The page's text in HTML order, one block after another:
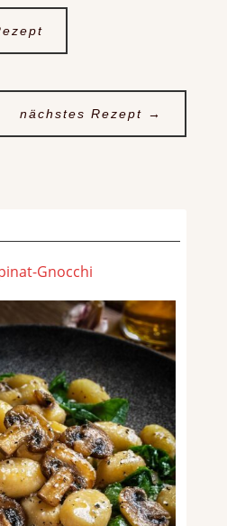
nächstes Rezept →
Gnocchi